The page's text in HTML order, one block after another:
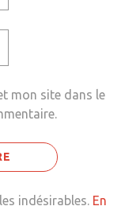
mon site dans le
indésirables. En